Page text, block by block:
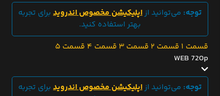
توجه: می‌توانید از اپلیکیشن مخصوص اندروید برای تجربه
بهتر استفاده کنید.
قسمت 1 قسمت 2 قسمت 3 قسمت 4
قسمت 5
WEB 720p
توجه: می‌توانید از اپلیکیشن مخصوص اندروید برای تجربه